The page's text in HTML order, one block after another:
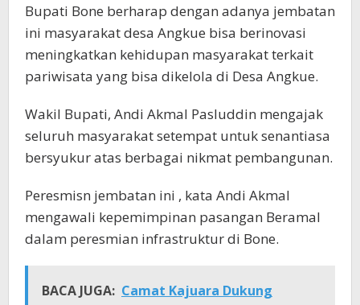
Bupati Bone berharap dengan adanya jembatan
ini masyarakat desa Angkue bisa berinovasi
meningkatkan kehidupan masyarakat terkait
pariwisata yang bisa dikelola di Desa Angkue.
Wakil Bupati, Andi Akmal Pasluddin mengajak
seluruh masyarakat setempat untuk senantiasa
bersyukur atas berbagai nikmat pembangunan.
Peresmisn jembatan ini , kata Andi Akmal
mengawali kepemimpinan pasangan Beramal
dalam peresmian infrastruktur di Bone.
BACA JUGA: Camat Kajuara Dukung